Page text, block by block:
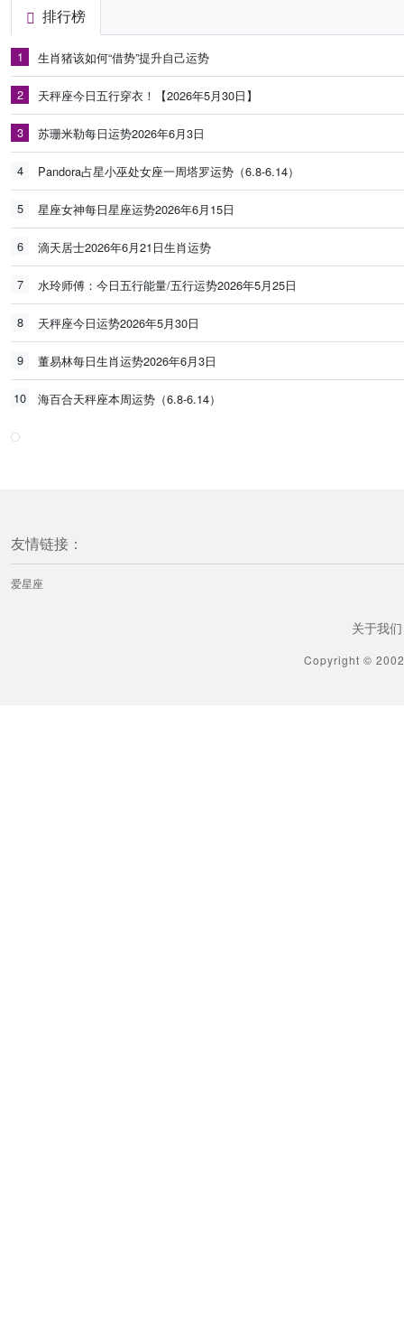
排行榜
1 生肖猪该如何“借势”提升自己运势
2 天秤座今日五行穿衣！【2026年5月30日】
3 苏珊米勒每日运势2026年6月3日
4 Pandora占星小巫处女座一周塔罗运势（6.8-6.14）
5 星座女神每日星座运势2026年6月15日
6 滴天居士2026年6月21日生肖运势
7 水玲师傅：今日五行能量/五行运势2026年5月25日
8 天秤座今日运势2026年5月30日
9 董易林每日生肖运势2026年6月3日
10 海百合天秤座本周运势（6.8-6.14）
友情链接：
爱星座
关于我们
Copyright ©